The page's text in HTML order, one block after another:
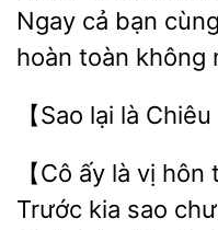
cả bạn
hoàn toàn không
lại Chiêu
【Cô ấy vị hôn
Trước kia sao